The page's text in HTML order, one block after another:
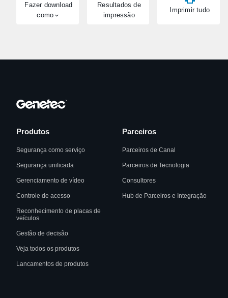
Fazer download
como
Resultados de
impressão
Imprimir tudo
Produtos
Segurança como serviço
Segurança unificada
Gerenciamento de vídeo
Controle de acesso
Reconhecimento de placas de
veículos
Gestão de decisão
Veja todos os produtos
Lancamentos de produtos
Parceiros
Parceiros de Canal
Parceiros de Tecnologia
Consultores
Hub de Parceiros e Integração